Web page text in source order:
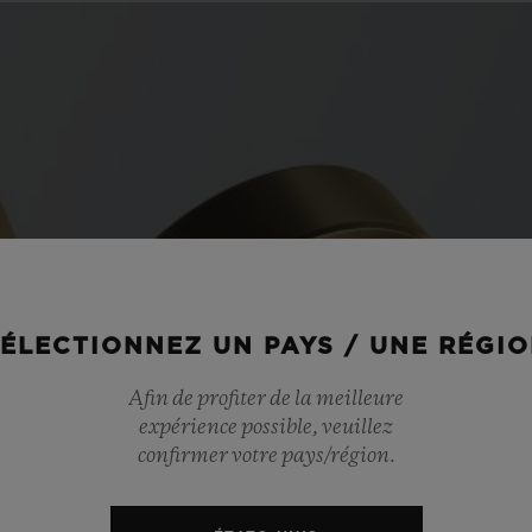
UN PAYS / UNE
Afin de profiter de la meilleure
expérience possible, veuillez
confirmer votre pays/région.